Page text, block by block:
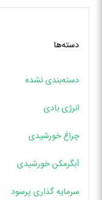
دسته‌ها
دسته‌بندی نشده
انرژی بادی
چراغ خورشیدی
آبگرمکن خورشیدی
سرمایه گذاری پرسود